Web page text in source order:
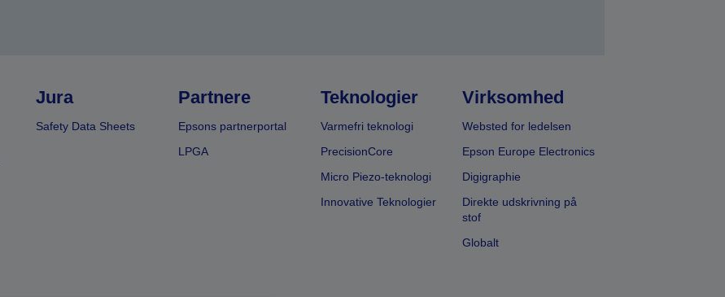
Jura
Safety Data Sheets
Partnere
Epsons partnerportal
LPGA
Teknologier
Varmefri teknologi
PrecisionCore
Micro Piezo-teknologi
Innovative Teknologier
Virksomhed
Websted for ledelsen
Epson Europe Electronics
Digigraphie
Direkte udskrivning på
stof
Globalt